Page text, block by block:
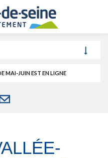
MAI-JUIN EST EN LIGNE